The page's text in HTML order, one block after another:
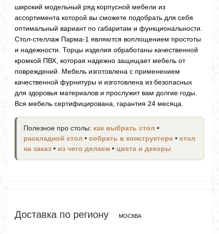
широкий модельный ряд корпусной мебели из
ассортимента которой вы сможете подобрать для себя
оптимальный вариант по габаритам и функциональности.
Стол-стеллаж Парма-1 являются воплощением простоты
и надежности. Торцы изделия обработаны качественной
кромкой ПВХ, которая надежно защищает мебель от
повреждений. Мебель изготовлена с применением
качественной фурнитуры и изготовлена из безопасных
для здоровья материалов и прослужит вам долгие годы.
Вся мебель сертифицирована, гарантия 24 месяца.
Полезное про столы: как выбрать стол •
раскладной стол • собрать в конструкторе • стол
на заказ • из чего делаем • цвета и декоры
Доставка по региону МОСКВА